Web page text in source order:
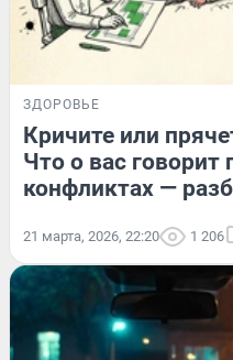
ЗДОРОВЬЕ
Кричите или
Что о вас говорит
конфликтах —
21 марта, 2026, 22:20 1 206